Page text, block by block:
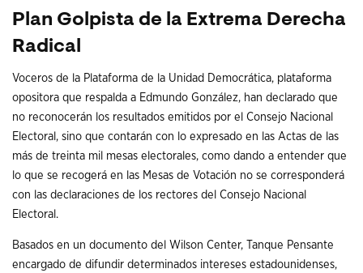
Plan Golpista de la Extrema Derecha
Radical
Voceros de la Plataforma de la Unidad Democrática, plataforma
opositora que respalda a Edmundo González, han declarado que
no reconocerán los resultados emitidos por el Consejo Nacional
Electoral, sino que contarán con lo expresado en las Actas de las
más de treinta mil mesas electorales, como dando a entender que
lo que se recogerá en las Mesas de Votación no se corresponderá
con las declaraciones de los rectores del Consejo Nacional
Electoral.
Basados en un documento del Wilson Center, Tanque Pensante
encargado de difundir determinados intereses estadounidenses,